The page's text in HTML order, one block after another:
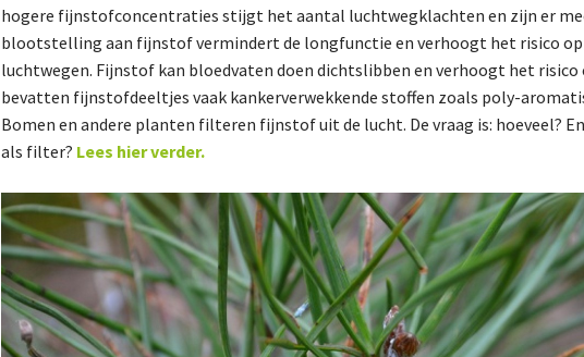
hogere fijnstofconcentraties stijgt het aantal luchtwegklachten en zijn er
blootstelling aan fijnstof vermindert de longfunctie en verhoogt het risico op
luchtwegen. Fijnstof kan bloedvaten doen dichtslibben en verhoogt het risico
bevatten fijnstofdeeltjes vaak kankerverwekkende stoffen zoals poly-
Bomen en andere planten filteren fijnstof uit de lucht. De vraag is: hoeveel?
als filter? Lees hier verder.